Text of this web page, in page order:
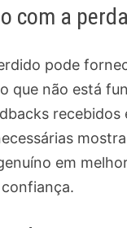
com a perda
pode
que não está
recebidos
em